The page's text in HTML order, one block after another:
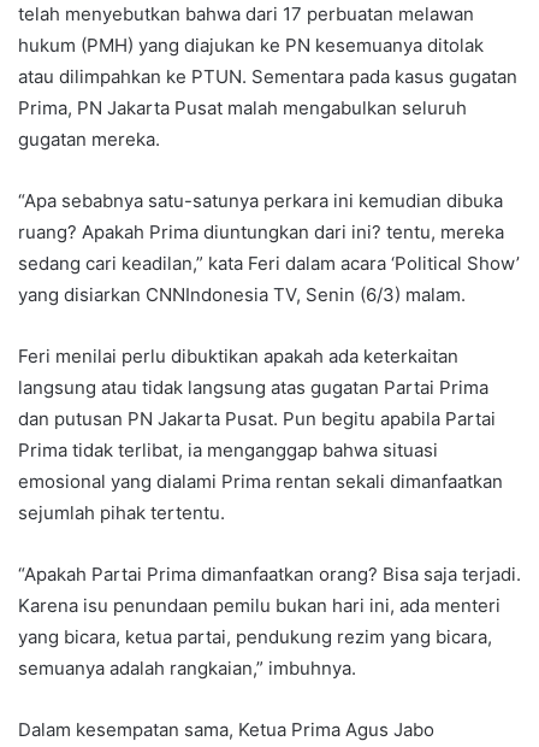
telah menyebutkan bahwa dari 17 perbuatan melawan
hukum (PMH) yang diajukan ke PN kesemuanya ditolak
atau dilimpahkan ke PTUN. Sementara pada kasus gugatan
Prima, PN Jakarta Pusat malah mengabulkan seluruh
gugatan mereka.
“Apa sebabnya satu-satunya perkara ini kemudian dibuka
ruang? Apakah Prima diuntungkan dari ini? tentu, mereka
sedang cari keadilan,” kata Feri dalam acara ‘Political Show’
yang disiarkan CNNIndonesia TV, Senin (6/3) malam.
Feri menilai perlu dibuktikan apakah ada keterkaitan
langsung atau tidak langsung atas gugatan Partai Prima
dan putusan PN Jakarta Pusat. Pun begitu apabila Partai
Prima tidak terlibat, ia menganggap bahwa situasi
emosional yang dialami Prima rentan sekali dimanfaatkan
sejumlah pihak tertentu.
“Apakah Partai Prima dimanfaatkan orang? Bisa saja terjadi.
Karena isu penundaan pemilu bukan hari ini, ada menteri
yang bicara, ketua partai, pendukung rezim yang bicara,
semuanya adalah rangkaian,” imbuhnya.
Dalam kesempatan sama, Ketua Prima Agus Jabo